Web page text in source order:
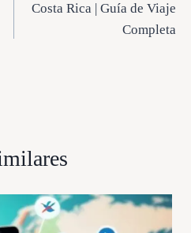
Costa Rica | Guía de Viaje
Completa